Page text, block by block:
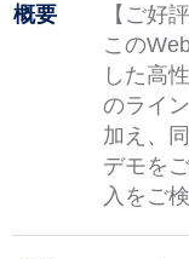
概要
【ご好
この
した高
のライ
加え、
デモを
入をご